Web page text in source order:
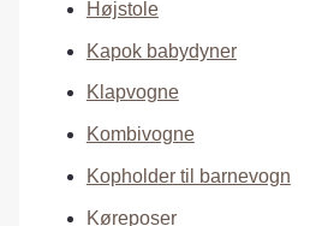
Højstole
Kapok babydyner
Klapvogne
Kombivogne
Kopholder til barnevogn
Køreposer